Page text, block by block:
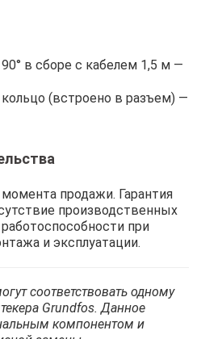
в сборе с кабелем 1,5 м —
(встроено в разъем) —
продажи. Гарантия
производственных
при
и эксплуатации.
соответствовать одному
Grundfos. Данное
компонентом и